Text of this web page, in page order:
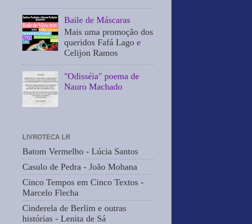
Baile de Máscaras
Mais uma promoção dos
queridos Fafá Lago e
Celijon Ramos
"Odisséia" poema de
Nauro Machado
LIVROTECA LR
Batom Vermelho - Lúcia Santos
Casulo de Pedra - João Mohana
Cinco Tempos em Cinco Textos -
Marcelo Flecha
Cinderela de Berlim e outras
histórias - Lenita de Sá